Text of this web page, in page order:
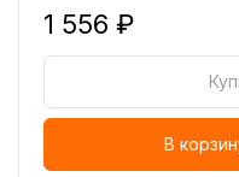
1 556 ₽
В